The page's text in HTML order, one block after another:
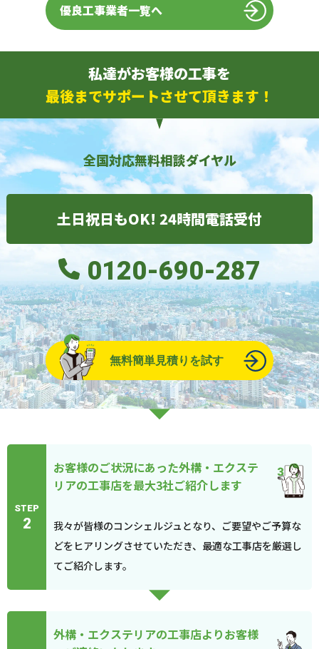
優良工事業者一覧へ
私達がお客様の工事を
最後までサポートさせて頂きます！
全国対応無料相談ダイヤル
土日祝日もOK! 24時間電話受付
0120-690-287
無料簡単見積りを試す
STEP
2
お客様のご状況にあった外構・エクステ
リアの工事店を最大3社ご紹介します
我々が皆様のコンシェルジュとなり、ご要望やご予算な
どをヒアリングさせていただき、最適な工事店を厳選し
てご紹介します。
外構・エクステリアの工事店よりお客様